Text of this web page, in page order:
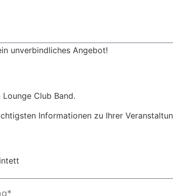
unverbindliches Angebot!
Club Band.
Informationen zu Ihrer